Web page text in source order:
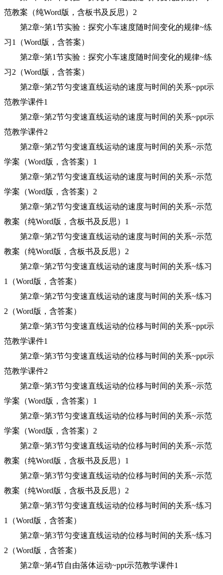
范教案（纯Word版，含板书及反思）2
第2章~第1节实验：探究小车速度随时间变化的规律~练
习1（Word版，含答案）
第2章~第1节实验：探究小车速度随时间变化的规律~练
习2（Word版，含答案）
第2章~第2节匀变速直线运动的速度与时间的关系~ppt示
范教学课件1
第2章~第2节匀变速直线运动的速度与时间的关系~ppt示
范教学课件2
第2章~第2节匀变速直线运动的速度与时间的关系~示范
学案（Word版，含答案）1
第2章~第2节匀变速直线运动的速度与时间的关系~示范
学案（Word版，含答案）2
第2章~第2节匀变速直线运动的速度与时间的关系~示范
教案（纯Word版，含板书及反思）1
第2章~第2节匀变速直线运动的速度与时间的关系~示范
教案（纯Word版，含板书及反思）2
第2章~第2节匀变速直线运动的速度与时间的关系~练习
1（Word版，含答案）
第2章~第2节匀变速直线运动的速度与时间的关系~练习
2（Word版，含答案）
第2章~第3节匀变速直线运动的位移与时间的关系~ppt示
范教学课件1
第2章~第3节匀变速直线运动的位移与时间的关系~ppt示
范教学课件2
第2章~第3节匀变速直线运动的位移与时间的关系~示范
学案（Word版，含答案）1
第2章~第3节匀变速直线运动的位移与时间的关系~示范
学案（Word版，含答案）2
第2章~第3节匀变速直线运动的位移与时间的关系~示范
教案（纯Word版，含板书及反思）1
第2章~第3节匀变速直线运动的位移与时间的关系~示范
教案（纯Word版，含板书及反思）2
第2章~第3节匀变速直线运动的位移与时间的关系~练习
1（Word版，含答案）
第2章~第3节匀变速直线运动的位移与时间的关系~练习
2（Word版，含答案）
第2章~第4节自由落体运动~ppt示范教学课件1